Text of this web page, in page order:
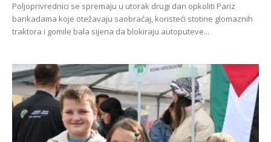
Poljoprivrednici se spremaju u utorak drugi dan opkoliti Pariz
barikadama koje otežavaju saobraćaj, koristeći stotine glomaznih
traktora i gomile bala sijena da blokiraju autoputeve...